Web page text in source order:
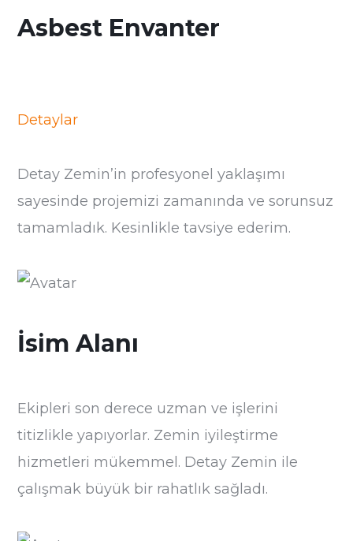
Asbest Envanter
Detaylar
Detay Zemin’in profesyonel yaklaşımı
sayesinde projemizi zamanında ve sorunsuz
tamamladık. Kesinlikle tavsiye ederim.
İsim Alanı
Ekipleri son derece uzman ve işlerini
titizlikle yapıyorlar. Zemin iyileştirme
hizmetleri mükemmel. Detay Zemin ile
çalışmak büyük bir rahatlık sağladı.